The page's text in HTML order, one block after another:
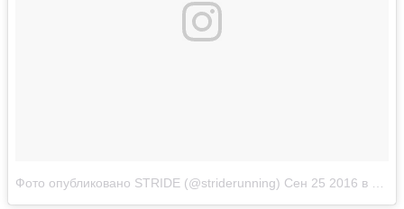
Фото опубликовано STRIDE (@striderunning) Сен 25 2016 в 10:17 PDT